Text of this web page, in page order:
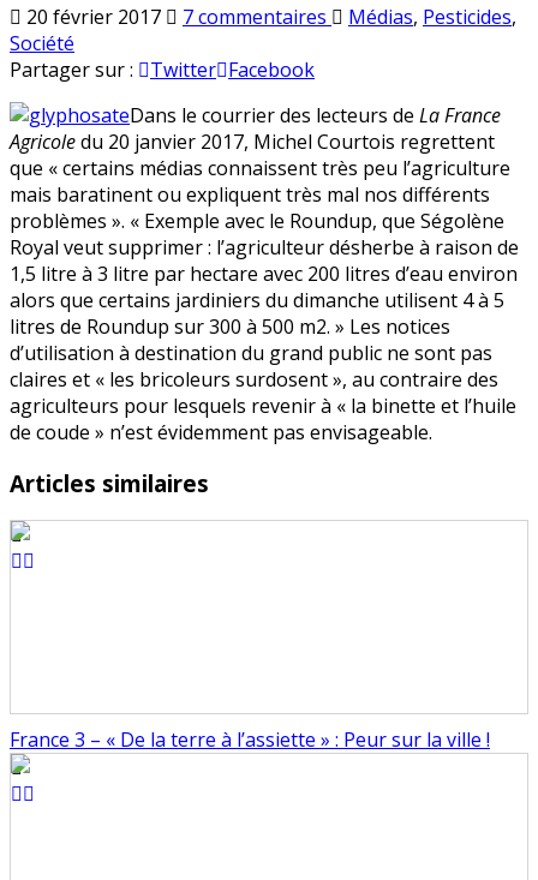
20 février 2017 7 commentaires sur
pas
confondre
agris
et
jardiniers
du
dimanche
!
Publié
Médias, Pesticides,
Société
Partager sur :
Twitter Facebook
Dans le courrier des lecteurs de La France
Agricoledu 20 janvier 2017, Michel Courtois regrettent
que « certains médias connaissent très peu l’agriculture
mais baratinent ou expliquent très mal nos différents
problèmes ». « Exemple avec le Roundup, que Ségolène
Royal veut supprimer : l’agriculteur désherbe à raison de
1,5 litre à 3 litre par hectare avec 200 litres d’eau environ
alors que certains jardiniers du dimanche utilisent 4 à 5
litres de Roundup sur 300 à 500 m2. » Les notices
d’utilisation à destination du grand public ne sont pas
claires et « les bricoleurs surdosent », au contraire des
agriculteurs pour lesquels revenir à « la binette et l’huile
de coude » n’est évidemment pas envisageable.
Articles similaires
France 3 – « De la terre à l’assiette » : Peur sur la ville !